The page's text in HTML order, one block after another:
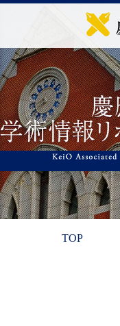
TOP